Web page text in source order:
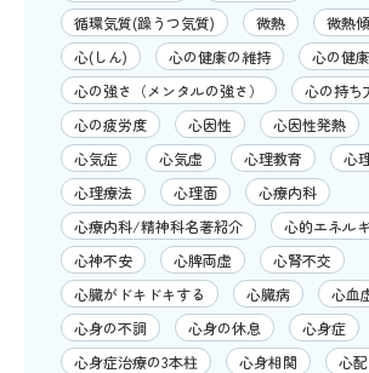
循環気質(躁うつ気質)
微熱
微熱
心(しん)
心の健康の維持
心の健
心の強さ（メンタルの強さ）
心の持ち
心の疲労度
心因性 心因性発熱
心気症
心気虚 心理教育
心
心理療法
心理面
心療内科
心療内科/精神科名著紹介
心的エネル
心神不安
心脾両虚
心腎不交
心臓がドキドキする
心臓病
心血
心身の不調
心身の休息
心身症
心身症治療の3本柱
心身相関 心配